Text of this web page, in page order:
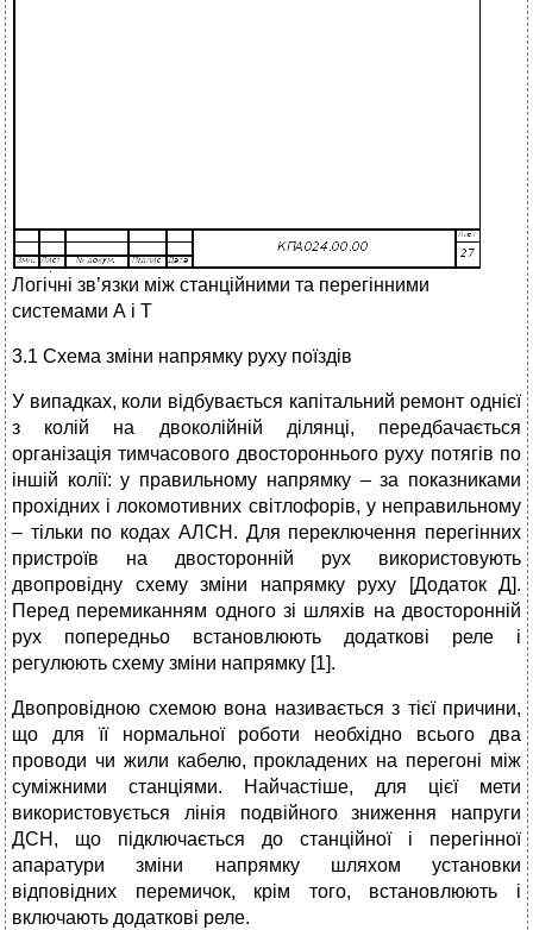
Логічні зв’язки між станційними та перегінними
системами А і Т
3.1 Схема зміни напрямку руху поїздів
У випадках, коли відбувається капітальний ремонт однієї
з колій на двоколійній ділянці, передбачається
організація тимчасового двостороннього руху потягів по
іншій колії: у правильному напрямку – за показниками
прохідних і локомотивних світлофорів, у неправильному
– тільки по кодах АЛСН. Для переключення перегінних
пристроїв на двосторонній рух використовують
двопровідну схему зміни напрямку руху [Додаток Д].
Перед перемиканням одного зі шляхів на двосторонній
рух попередньо встановлюють додаткові реле і
регулюють схему зміни напрямку [1].
Двопровідною схемою вона називається з тієї причини,
що для її нормальної роботи необхідно всього два
проводи чи жили кабелю, прокладених на перегоні між
суміжними станціями. Найчастіше, для цієї мети
використовується лінія подвійного зниження напруги
ДСН, що підключається до станційної і перегінної
апаратури зміни напрямку шляхом установки
відповідних перемичок, крім того, встановлюють і
включають додаткові реле.